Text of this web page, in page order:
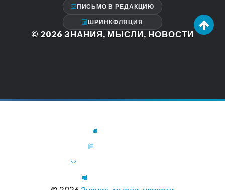
ПИСЬМО В РЕДАКЦИЮ
ШРИНКФЛЯЦИЯ
© 2026 ЗНАНИЯ, МЫСЛИ, НОВОСТИ